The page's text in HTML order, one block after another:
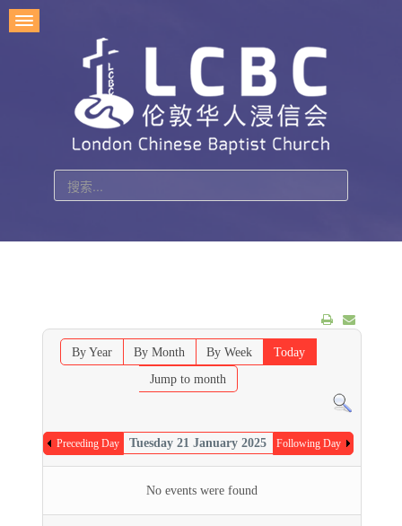
内
By Year By Month By Week
Today
Jump to month
Preceding Day Tuesday 21 January 2025 Following Day
No events were found